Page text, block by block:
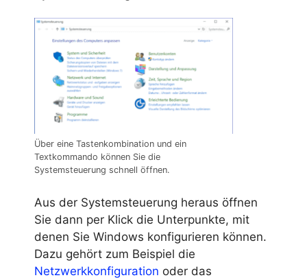
Über eine Tastenkombination und ein
Textkommando können Sie die
Systemsteuerung schnell öffnen.
Aus der Systemsteuerung heraus öffnen
Sie dann per Klick die Unterpunkte, mit
denen Sie Windows konfigurieren können.
Dazu gehört zum Beispiel die
Netzwerkkonfiguration oder das